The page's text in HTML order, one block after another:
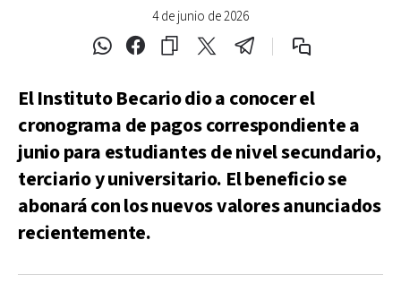
4 de junio de 2026
El Instituto Becario dio a conocer el
cronograma de pagos correspondiente a
junio para estudiantes de nivel secundario,
terciario y universitario. El beneficio se
abonará con los nuevos valores anunciados
recientemente.